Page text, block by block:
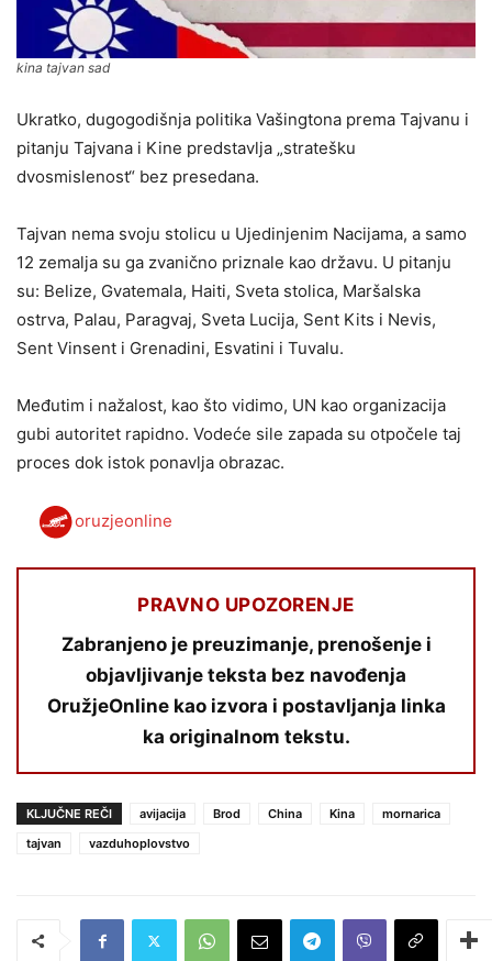
kina tajvan sad
Ukratko, dugogodišnja politika Vašingtona prema Tajvanu i
pitanju Tajvana i Kine predstavlja „stratešku
dvosmislenost“ bez presedana.
Tajvan nema svoju stolicu u Ujedinjenim Nacijama, a samo
12 zemalja su ga zvanično priznale kao državu. U pitanju
su: Belize, Gvatemala, Haiti, Sveta stolica, Maršalska
ostrva, Palau, Paragvaj, Sveta Lucija, Sent Kits i Nevis,
Sent Vinsent i Grenadini, Esvatini i Tuvalu.
Međutim i nažalost, kao što vidimo, UN kao organizacija
gubi autoritet rapidno. Vodeće sile zapada su otpočele taj
proces dok istok ponavlja obrazac.
oruzjeonline
PRAVNO UPOZORENJE
Zabranjeno je preuzimanje, prenošenje i
objavljivanje teksta bez navođenja
OružjeOnline kao izvora i postavljanja linka
ka originalnom tekstu.
KLJUČNE REČI avijacija Brod China Kina
mornarica
tajvan
vazduhoplovstvo